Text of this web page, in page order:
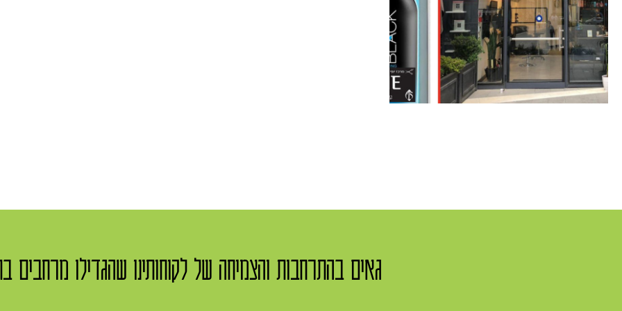
גאים בהתרחבות והצמיחה של לקוחותינו שהגדילו מרחבים